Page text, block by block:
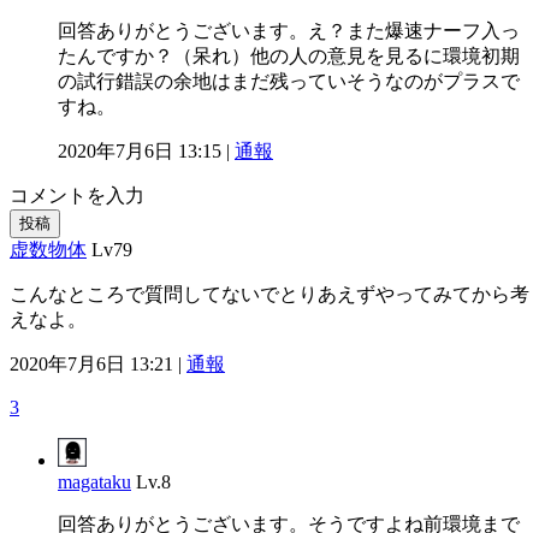
回答ありがとうございます。え？また爆速ナーフ入っ
たんですか？（呆れ）他の人の意見を見るに環境初期
の試行錯誤の余地はまだ残っていそうなのがプラスで
すね。
2020年7月6日 13:15 | 通報
コメントを入力
投稿
虚数物体 Lv79
こんなところで質問してないでとりあえずやってみてから考
えなよ。
2020年7月6日 13:21 | 通報
3
magataku Lv.8
回答ありがとうございます。そうですよね前環境まで